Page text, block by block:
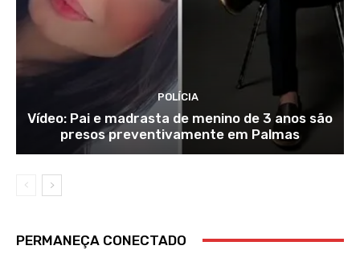
POLÍCIA
Vídeo: Pai e madrasta de menino de 3 anos são
presos preventivamente em Palmas
PERMANEÇA CONECTADO